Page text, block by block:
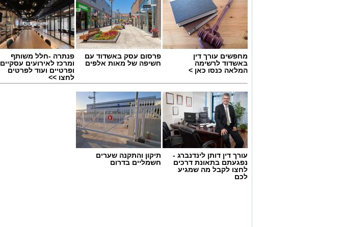
מחפשים עורך דין
באשדוד לרשימה
המלאה כנסו כאן >
פרסום עסק באשדוד עם
חשיפה של מאות אלפים
פנתרה -חלל משותף
ומרכז לאירועים עסקיים
ופרטיים ועוד לפרטים
לחצו >>
עורך דין דותן לינדנברג -
נפגעתם בתאונת דרכים
לחצו לקבל מה שמגיע
לכם
תיקון והתקנה שערים
חשמליים בדרום